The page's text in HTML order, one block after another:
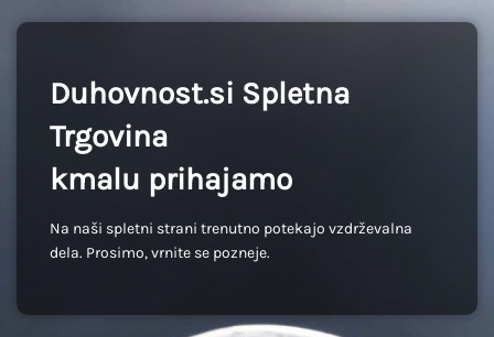
Duhovnost.si Spletna
Trgovina
kmalu prihajamo
Na naši spletni strani trenutno potekajo vzdrževalna
dela. Prosimo, vrnite se pozneje.